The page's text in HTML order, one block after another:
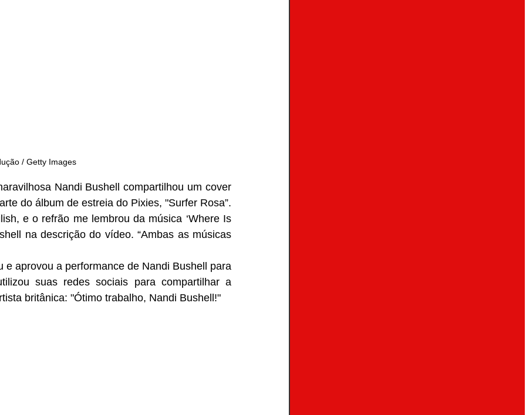
/ Getty Images
Nandi Bushell compartilhou um cover
do álbum de estreia do Pixies, "Surfer Rosa”.
e o refrão me lembrou da música ‘Where Is
na descrição do vídeo. “Ambas as músicas
aprovou a performance de Nandi Bushell para
suas redes sociais para compartilhar a
britânica: "Ótimo trabalho, Nandi Bushell!"